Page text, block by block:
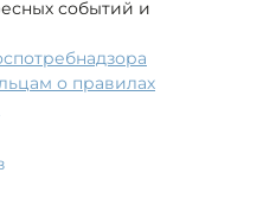
событий и
о правилах